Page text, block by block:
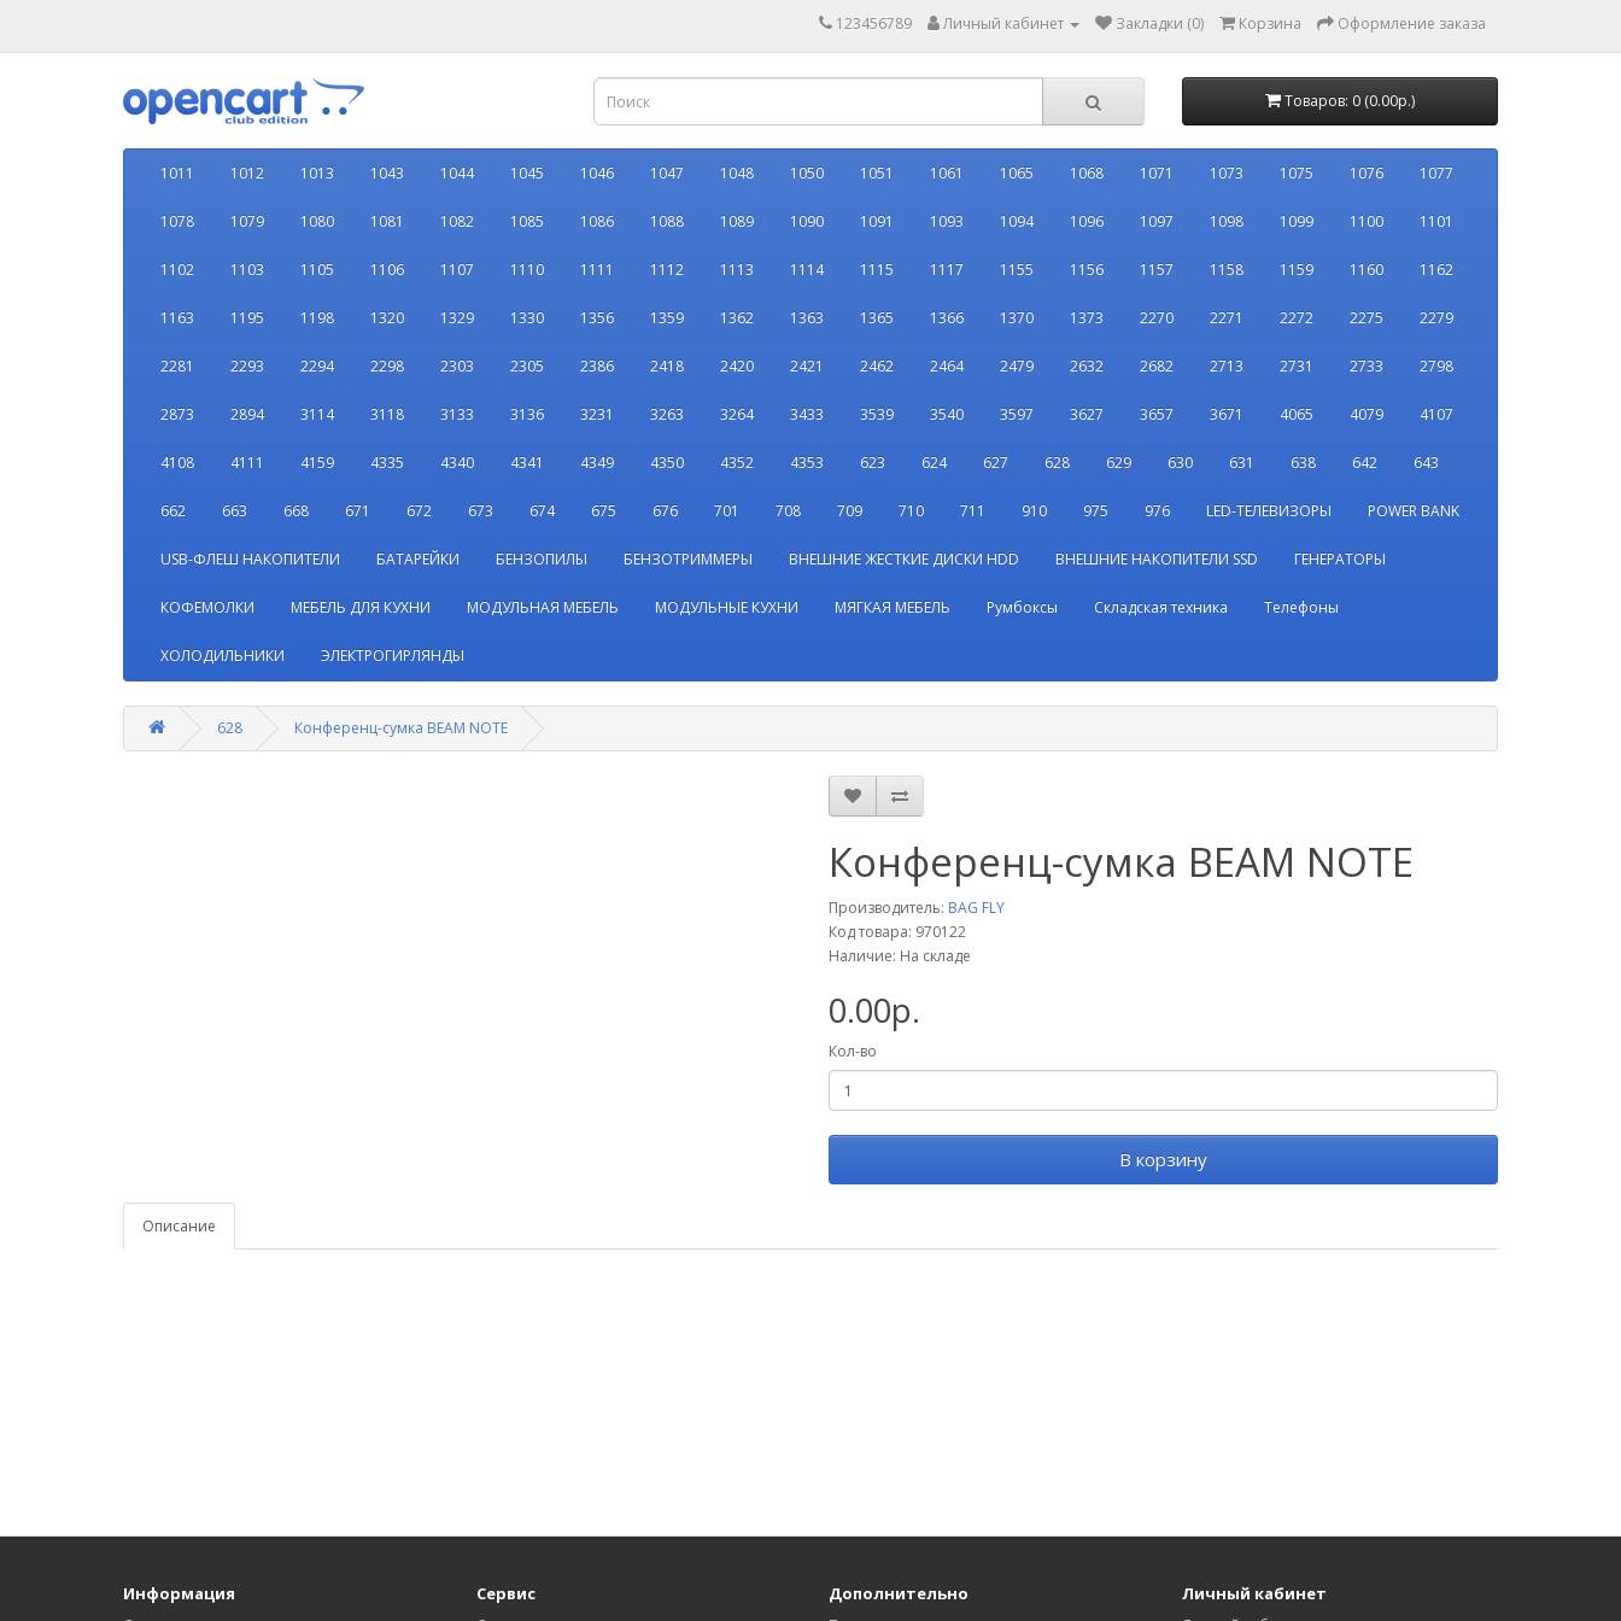
123456789 Личный кабинет Закладки (0) Корзина Оформление заказа
Товаров: 0 (0.00р.)
1011 1012 1013 1043 1044 1045 1046 1047 1048 1050 1051 1061 1065 1068 1071 1073 1075 1076 1077
1078 1079 1080 1081 1082 1085 1086 1088 1089 1090 1091 1093 1094 1096 1097 1098 1099 1100 1101
1102 1103 1105 1106 1107 1110 1111 1112 1113 1114 1115 1117 1155 1156 1157 1158 1159 1160 1162
1163 1195 1198 1320 1329 1330 1356 1359 1362 1363 1365 1366 1370 1373 2270 2271 2272 2275 2279
2281 2293 2294 2298 2303 2305 2386 2418 2420 2421 2462 2464 2479 2632 2682 2713 2731 2733 2798
2873 2894 3114 3118 3133 3136 3231 3263 3264 3433 3539 3540 3597 3627 3657 3671 4065 4079 4107
4108 4111 4159 4335 4340 4341 4349 4350 4352 4353 623 624 627 628 629 630 631 638 642 643
662 663 668 671 672 673 674 675 676 701 708 709 710 711 910 975 976 LED-ТЕЛЕВИЗОРЫ POWER BANK
USB-ФЛЕШ НАКОПИТЕЛИ БАТАРЕЙКИ БЕНЗОПИЛЫ БЕНЗОТРИММЕРЫ ВНЕШНИЕ ЖЕСТКИЕ ДИСКИ HDD ВНЕШНИЕ НАКОПИТЕЛИ SSD ГЕНЕРАТОРЫ
КОФЕМОЛКИ МЕБЕЛЬ ДЛЯ КУХНИ МОДУЛЬНАЯ МЕБЕЛЬ МОДУЛЬНЫЕ КУХНИ МЯГКАЯ МЕБЕЛЬ Румбоксы Складская техника Телефоны
ХОЛОДИЛЬНИКИ ЭЛЕКТРОГИРЛЯНДЫ
628 Конференц-сумка BEAM NOTE
Конференц-сумка BEAM NOTE
Производитель: BAG FLY
Код товара: 970122
Наличие: На складе
0.00р.
Кол-во
В корзину
Описание
Информация Сервис Дополнительно Личный кабинет